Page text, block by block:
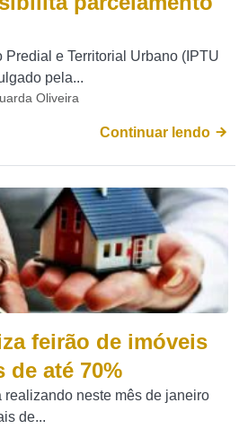
Predial e Territorial Urbano (IPTU
pela...
Oliveira
Continuar lendo
feirão de imóveis
de até 70%
realizando neste mês de janeiro
de...